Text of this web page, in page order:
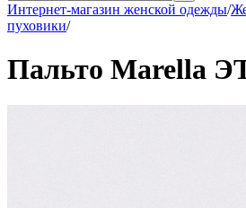
Интернет-магазин женской одежды/
пуховики/
Пальто Marella